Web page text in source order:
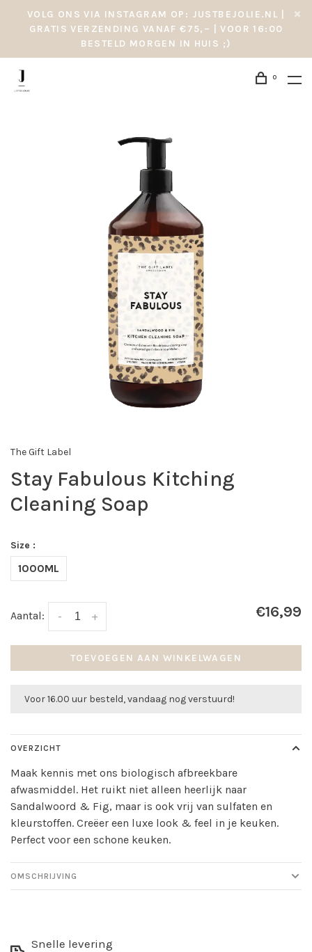
VOLG ONS VIA INSTAGRAM OP: JUSTBEJOLIE.NL |
GRATIS VERZENDING VANAF €75,– | VOOR 16:00
BESTELD MORGEN IN HUIS ;)
0
The Gift Label
Stay Fabulous Kitching
Cleaning Soap
Size :
1000ML
Aantal: +
- €16,99
TOEVOEGEN AAN WINKELWAGEN
Voor 16.00 uur besteld, vandaag nog verstuurd!
OVERZICHT
Maak kennis met ons biologisch afbreekbare
afwasmiddel. Het ruikt niet alleen heerlijk naar
Sandalwoord & Fig, maar is ook vrij van sulfaten en
kleurstoffen. Creëer een luxe look & feel in je keuken.
Perfect voor een schone keuken.
OMSCHRIJVING
Snelle levering